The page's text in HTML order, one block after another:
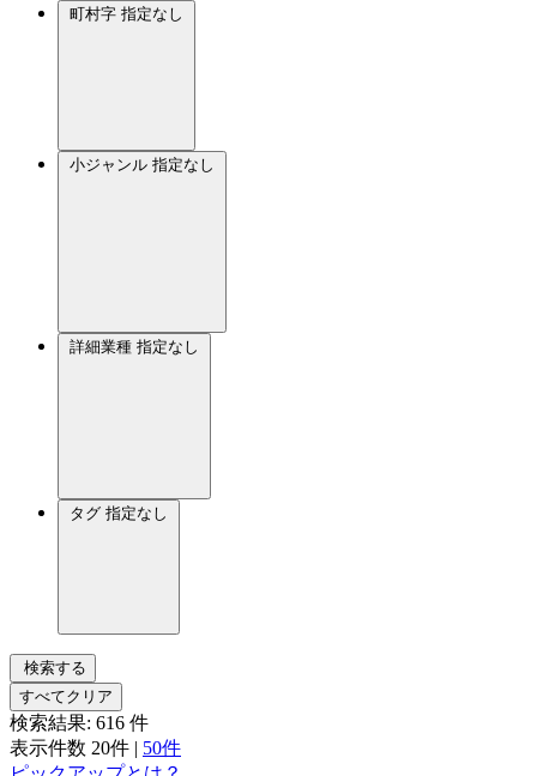
町村字 指定なし
小ジャンル 指定なし
詳細業種 指定なし
タグ 指定なし
検索する
すべてクリア
検索結果: 616 件
表示件数 20件 | 50件